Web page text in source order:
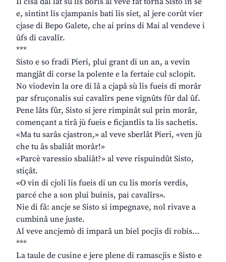
e, sintint lis cjampanis bati lis siet, al jere corût vier
cjase di Bepo Galete, che ai prins di Mai al vendeve i
ûfs di cavalîr.
***
Sisto e so fradi Pieri, plui grant di un an, a vevin
mangjât di corse la polente e la fertaie cul sclopit.
No viodevin la ore di lâ a cjapâ sù lis fueis di morâr
par sfruçonalis sui cavalîrs pene vignûts fûr dal ûf.
Pene lâts fûr, Sisto si jere rimpinât sul prin morâr,
començant a tirâ jù fueis e ficjantlis ta lis sachetis.
«Ma tu sarâs cjastron,» al veve sberlât Pieri, «ven jù
che tu âs sbaliât morâr!»
«Parcè varessio sbaliât?» al veve rispuindût Sisto,
stiçât.
«O vin di cjoli lis fueis di un cu lis moris verdis,
parcé che a son plui buinis, pai cavalîrs».
Nie di fâ: ancje se Sisto si impegnave, nol rivave a
cumbinâ une juste.
Al veve ancjemò di imparâ un biel pocjis di robis…
***
La taule de cusine e jere plene di ramascjis e Sisto e